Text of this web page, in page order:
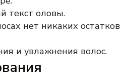
текст оловы.
нет никаких остатков
и увлажнения волос.